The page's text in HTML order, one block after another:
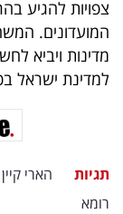
פרסמו
באייס
עקבו
צפויות להגיע
המועדונים.
מדינות ויביא
למדינת ישראל
תגיות הארי קיין
רומא